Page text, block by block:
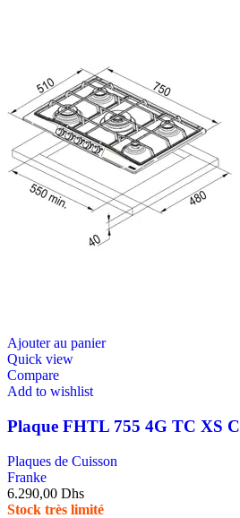
Ajouter au panier
Quick view
Compare
Add to wishlist
Plaque FHTL 755 4G TC XS C
Plaques de Cuisson
Franke
6.290,00 Dhs
Stock très limité